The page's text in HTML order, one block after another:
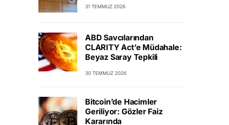
31 TEMMUZ 2026
ABD Savcılarından
CLARITY Act’e Müdahale:
Beyaz Saray Tepkili
30 TEMMUZ 2026
Bitcoin’de Hacimler
Geriliyor: Gözler Faiz
Kararında